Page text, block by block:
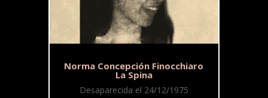
Norma Concepción Finocchiaro
La Spina
Desaparecida el 24/12/1975